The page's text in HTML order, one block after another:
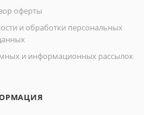
оферты
и обработки персональных
и информационных рассылок